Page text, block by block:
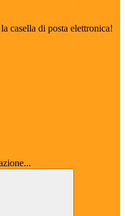
casella di posta elettronica!